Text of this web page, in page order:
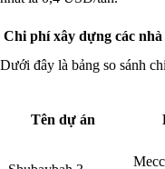
Chi phí xây dựng các
Dưới đây là bảng so sánh
Tên dự án